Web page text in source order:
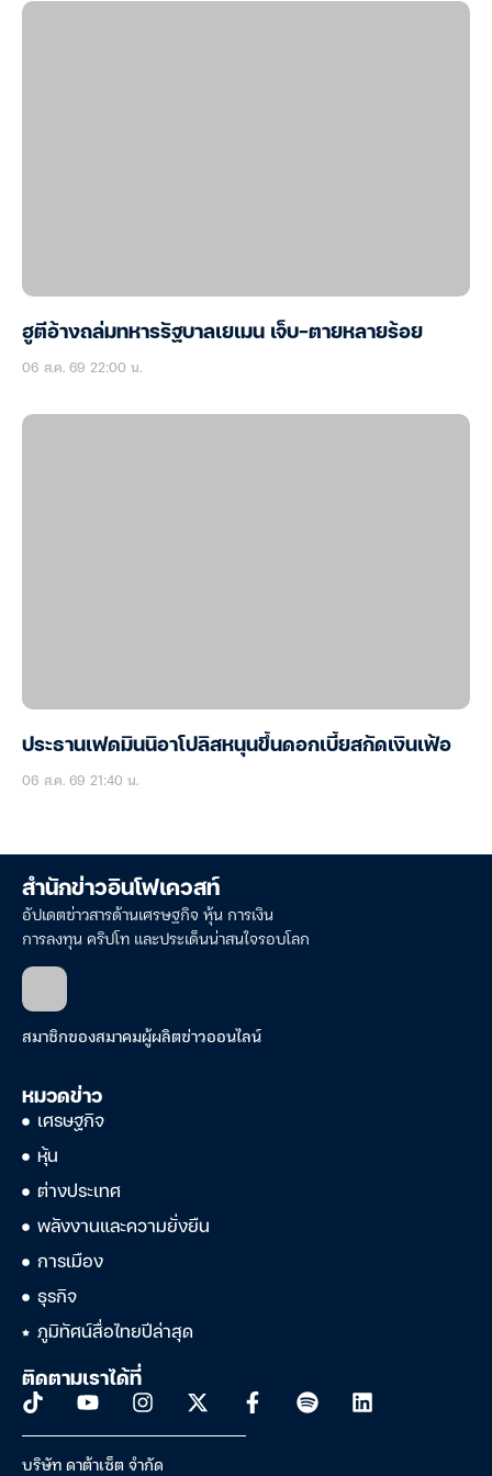
ฮูตีอ้างถล่มทหารรัฐบาลเยเมน เจ็บ-ตายหลายร้อย
06 ส.ค. 69 22:00 น.
ประธานเฟดมินนิอาโปลิสหนุนขึ้นดอกเบี้ยสกัดเงินเฟ้อ
06 ส.ค. 69 21:40 น.
สำนักข่าวอินโฟเควสท์
อัปเดตข่าวสารด้านเศรษฐกิจ หุ้น การเงิน
การลงทุน คริปโท และประเด็นน่าสนใจรอบโลก
สมาชิกของสมาคมผู้ผลิตข่าวออนไลน์
หมวดข่าว
เศรษฐกิจ
หุ้น
ต่างประเทศ
พลังงานและความยั่งยืน
การเมือง
ธุรกิจ
ภูมิทัศน์สื่อไทยปีล่าสุด
ติดตามเราได้ที่
บริษัท ดาต้าเซ็ต จำกัด